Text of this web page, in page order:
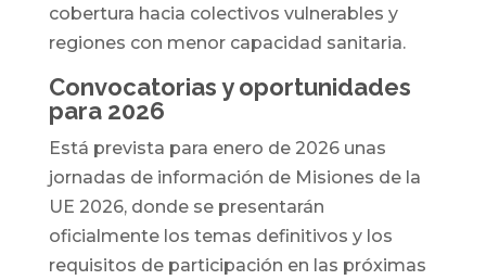
cobertura hacia colectivos vulnerables y
regiones con menor capacidad sanitaria.
Convocatorias y oportunidades
para 2026
Está prevista para enero de 2026 unas
jornadas de información de Misiones de la
UE 2026, donde se presentarán
oficialmente los temas definitivos y los
requisitos de participación en las próximas